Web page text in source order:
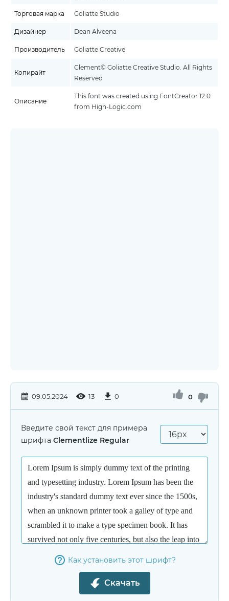
Торговая марка Goliatte Studio
Дизайнер Dean Alveena
Производитель Goliatte Creative
Копирайт
Clement© Goliatte Creative Studio. All Rights
Reserved
Описание
This font was created using FontCreator 12.0
from High-Logic.com
09.05.2024 13 0 0
Введите свой текст для примера
шрифта Clementlize Regular
Как установить этот шрифт?
Скачать